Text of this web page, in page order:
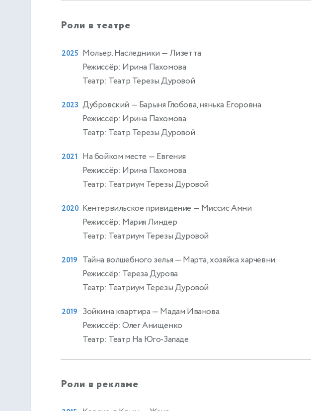
Роли в театре
2025 Мольер. Наследники — Лизетта
Режиссёр: Ирина Пахомова
Театр: Театр Терезы Дуровой
2023 Дубровский — Барыня Глобова, нянька Егоровна
Режиссёр: Ирина Пахомова
Театр: Театр Терезы Дуровой
2021 На бойком месте — Евгения
Режиссёр: Ирина Пахомова
Театр: Театриум Терезы Дуровой
2020 Кентервильское привидение — Миссис Амни
Режиссёр: Мария Линдер
Театр: Театриум Терезы Дуровой
2019 Тайна волшебного зелья — Марта, хозяйка харчевни
Режиссёр: Тереза Дурова
Театр: Театриум Терезы Дуровой
2019 Зойкина квартира — Мадам Иванова
Режиссёр: Олег Анищенко
Театр: Театр На Юго-Западе
Роли в рекламе